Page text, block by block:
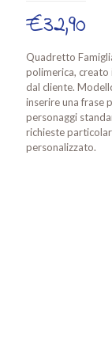
€32,90
Quadretto
polimerica, creato
dal cliente.
inserire una frase
personaggi
richieste
personalizzato.